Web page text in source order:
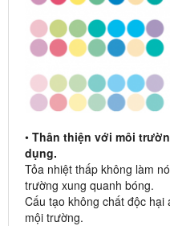
• Thân thiện với môi
dụng.
Tỏa nhiệt thấp không làm
trường xung quanh bóng.
Cấu tạo không chất độc
mội trường.